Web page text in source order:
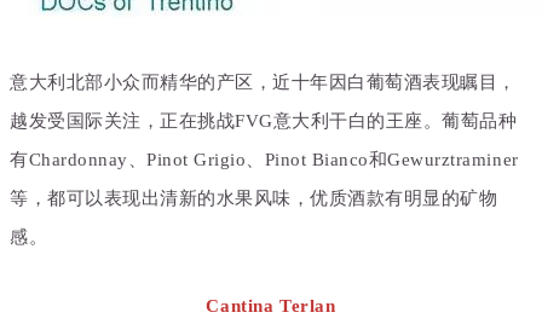
意大利北部小众而精华的产区，近十年因 白葡萄酒表现瞩目，
越发受国际关注，正在挑战FVG意大利干白的王座。葡萄品种
有Chardonnay、Pinot Grigio、Pinot Bianco和Gewurztraminer
等，都可以表现出清新的水果风味，优质酒款有明显的矿物
感。
Cantina Terlan